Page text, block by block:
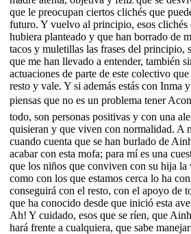
que le preocupan ciertos clichés que
futuro. Y vuelvo al principio, esos clichés
hubiera planteado y que han borrado de
tacos y muletillas las frases del principio,
que me han llevado a entender, también
actuaciones de parte de este colectivo
resto y vale. Y si además estás con Inma
piensas que no es un problema tener
todo, son personas positivas y con una
quisieran y que viven con normalidad. A
cuando cuenta que se han burlado de
acabar con esta mofa; para mí es una
que los niños que conviven con su hija la
como con los que estamos cerca lo ha
conseguirá con el resto, con el apoyo de
que ha conocido desde que inició esta
Ah! Y cuidado, esos que se ríen, que
hará frente a cualquiera, que sabe